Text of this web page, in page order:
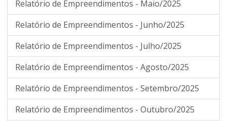
Relatório de Empreendimentos - Maio/2025
Relatório de Empreendimentos - Junho/2025
Relatório de Empreendimentos - Julho/2025
Relatório de Empreendimentos - Agosto/2025
Relatório de Empreendimentos - Setembro/2025
Relatório de Empreendimentos - Outubro/2025